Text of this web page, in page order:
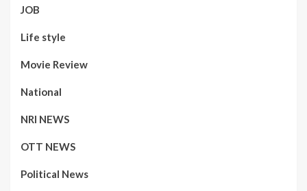
JOB
Life style
Movie Review
National
NRI NEWS
OTT NEWS
Political News